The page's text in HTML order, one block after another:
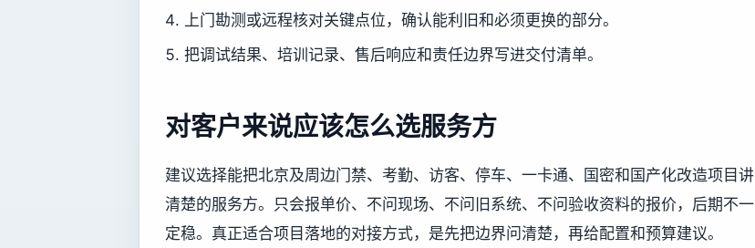
上门勘测或远程核对关键点位，确认能利旧和必须更换的部分。
把调试结果、培训记录、售后响应和责任边界写进交付清单。
对客户来说应该怎么选服务方
建议选择能把北京及周边门禁、考勤、访客、停车、一卡通、国密和国产化改造项目讲
清楚的服务方。只会报单价、不问现场、不问旧系统、不问验收资料的报价，后期不一
定稳。真正适合项目落地的对接方式，是先把边界问清楚，再给配置和预算建议。